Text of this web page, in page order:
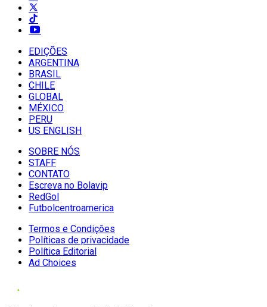
EDIÇÕES
ARGENTINA
BRASIL
CHILE
GLOBAL
MÉXICO
PERU
US ENGLISH
SOBRE NÓS
STAFF
CONTATO
Escreva no Bolavip
RedGol
Futbolcentroamerica
Termos e Condições
Políticas de privacidade
Política Editorial
Ad Choices